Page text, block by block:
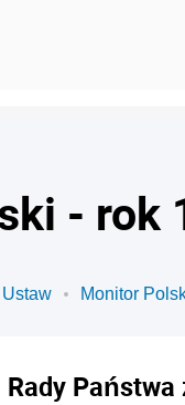
- rok
Monitor
Rady